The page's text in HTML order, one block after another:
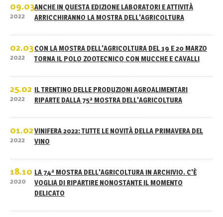
09.03
2022
ANCHE IN QUESTA EDIZIONE LABORATORI E ATTIVITÀ
ARRICCHIRANNO LA MOSTRA DELL'AGRICOLTURA
02.03
2022
CON LA MOSTRA DELL'AGRICOLTURA DEL 19 E 20 MARZO
TORNA IL POLO ZOOTECNICO CON MUCCHE E CAVALLI
25.02
2022
IL TRENTINO DELLE PRODUZIONI AGROALIMENTARI
RIPARTE DALLA 75ª MOSTRA DELL'AGRICOLTURA
01.02
2022
VINIFERA 2022: TUTTE LE NOVITÀ DELLA PRIMAVERA DEL
VINO
18.10
2020
LA 74ª MOSTRA DELL'AGRICOLTURA IN ARCHIVIO. C'È
VOGLIA DI RIPARTIRE NONOSTANTE IL MOMENTO
DELICATO